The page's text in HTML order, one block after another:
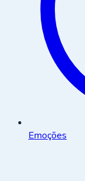
Emoções